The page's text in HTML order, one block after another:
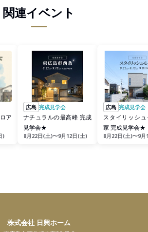
関連イベント
ア
)
広島 完成見学会
ナチュラルの最高峰 完成
見学会★
8月22日(土)〜9月12日(土)
広島 完成見学会
スタイリッシ
家 完成見学会★
8月22日(土)〜9月
株式会社 日興ホーム